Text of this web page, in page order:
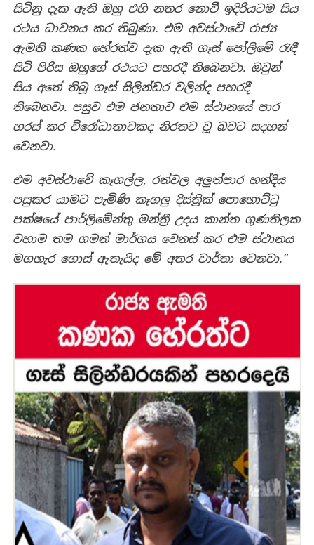
සිටිනු දැක ඇති ඔහු එහි නතර නොවී ඉදිරියටම සිය
රථය ධාවනය කර තිබුණා. එම අවස්ථාවේ රාජ්‍ය
ඇමති කණක හේරත්ව දැක ඇති ගෑස් පෝලිමේ රැඳී
සිටි පිරිස ඔහුගේ රථයට පහරදී තිබෙනවා. ඔවුන්
සිය අතේ තිබූ ගෑස් සිලින්ඩර වලින්ද පහරදී
තිබෙනවා. පසුව එම ජනතාව එම ස්ථානයේ පාර
හරස් කර විරෝධාතාවකද නිරතව වූ බවට සදහන්
වෙනවා.
එම අවස්ථාවේ කෑගල්ල, රන්වල අලුත්පාර හන්දිය
පසුකර යාමට පැමිණි කෑගලු දිස්ත්‍රික් පොහොට්ටු
පක්ෂයේ පාර්ලිමේන්තු මන්ත්‍රී උදය කාන්ත ගුණතිලක
වහාම තම ගමන් මාර්ගය වෙනස් කර එම ස්ථානය
මගහැර ගොස් ඇතැයිද මේ අතර වාර්තා වෙනවා.”